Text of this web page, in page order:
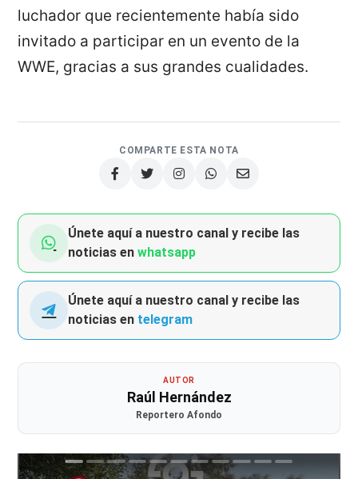
luchador que recientemente había sido
invitado a participar en un evento de la
WWE, gracias a sus grandes cualidades.
COMPARTE ESTA NOTA
Únete aquí a nuestro canal y recibe las
noticias enwhatsapp
Únete aquí a nuestro canal y recibe las
noticias en telegram
AUTOR
Raúl Hernández
Reportero Afondo